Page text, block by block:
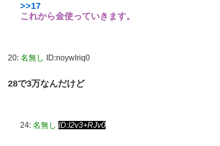
>>17
これから金使っていきます。
20: 名無し ID:noywIriq0
28で3万なんだけど
24: 名無し ID:I2v3+RJv0